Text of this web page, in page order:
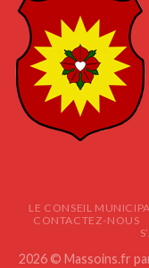
LE CONSEIL
CONTACTEZ-NOUS
2026 © Massoins.fr